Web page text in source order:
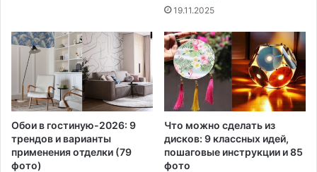
19.11.2025
Обои в гостиную-2026: 9
трендов и варианты
применения отделки (79
фото)
Что можно сделать из
дисков: 9 классных идей,
пошаговые инструкции и 85
фото